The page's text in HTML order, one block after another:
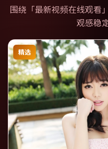
围绕「最新视频在线观看
观感稳
精选